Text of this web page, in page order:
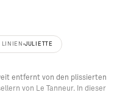
LINIEN JULIETTE
entfernt von den plissierten
von Le Tanneur. In dieser